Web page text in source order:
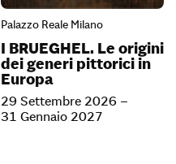
Palazzo Reale Milano
I BRUEGHEL. Le origini
dei generi pittorici in
Europa
29 Settembre 2026 –
31 Gennaio 2027